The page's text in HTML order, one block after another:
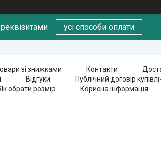
усі способи оплати
зі знижками Контакти
Відгуки
Публічний договір
обрати розмір
Корисна інформація